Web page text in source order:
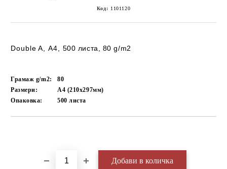
Код: 1101120
Double A, А4, 500 листа, 80 g/m2
Грамаж g/m2:
80
Размери:
А4 (210х297мм)
Опаковка:
500листа